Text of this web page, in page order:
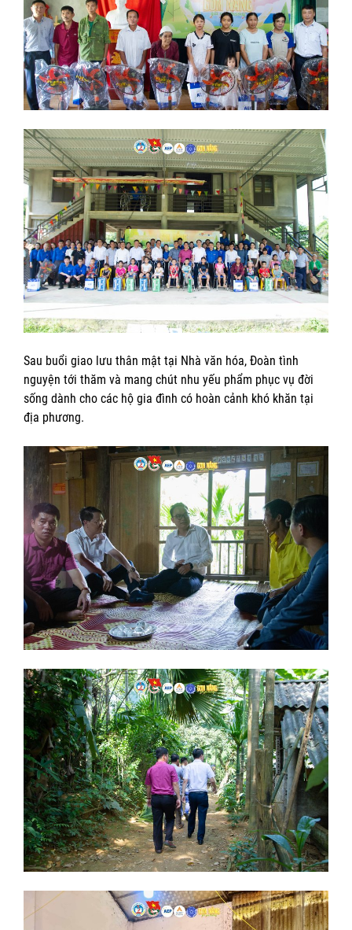
Sau buổi giao lưu thân mật tại Nhà văn hóa, Đoàn tình
nguyện tới thăm và mang chút nhu yếu phẩm phục vụ đời
sống dành cho các hộ gia đình có hoàn cảnh khó khăn tại
địa phương.